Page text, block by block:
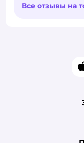
Все отзывы на